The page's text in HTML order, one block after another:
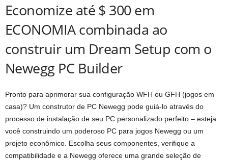
Economize até $ 300 em
ECONOMIA combinada ao
construir um Dream Setup com o
Newegg PC Builder
Pronto para aprimorar sua configuração WFH ou GFH (jogos em
casa)? Um construtor de PC Newegg pode guiá-lo através do
processo de instalação de seu PC personalizado perfeito – esteja
você construindo um poderoso PC para jogos Newegg ou um
projeto econômico. Escolha seus componentes, verifique a
compatibilidade e a Newegg oferece uma grande seleção de